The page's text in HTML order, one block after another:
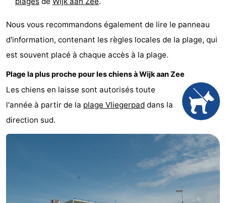
Nous vous recommandons également de lire le panneau
d'information, contenant les règles locales de la plage, qui
est souvent placé à chaque accès à la plage.
Plage la plus proche pour les chiens à Wijk aan Zee
Les chiens en laisse sont autorisés toute
l'année à partir de la plage Vliegerpad dans la
direction sud.